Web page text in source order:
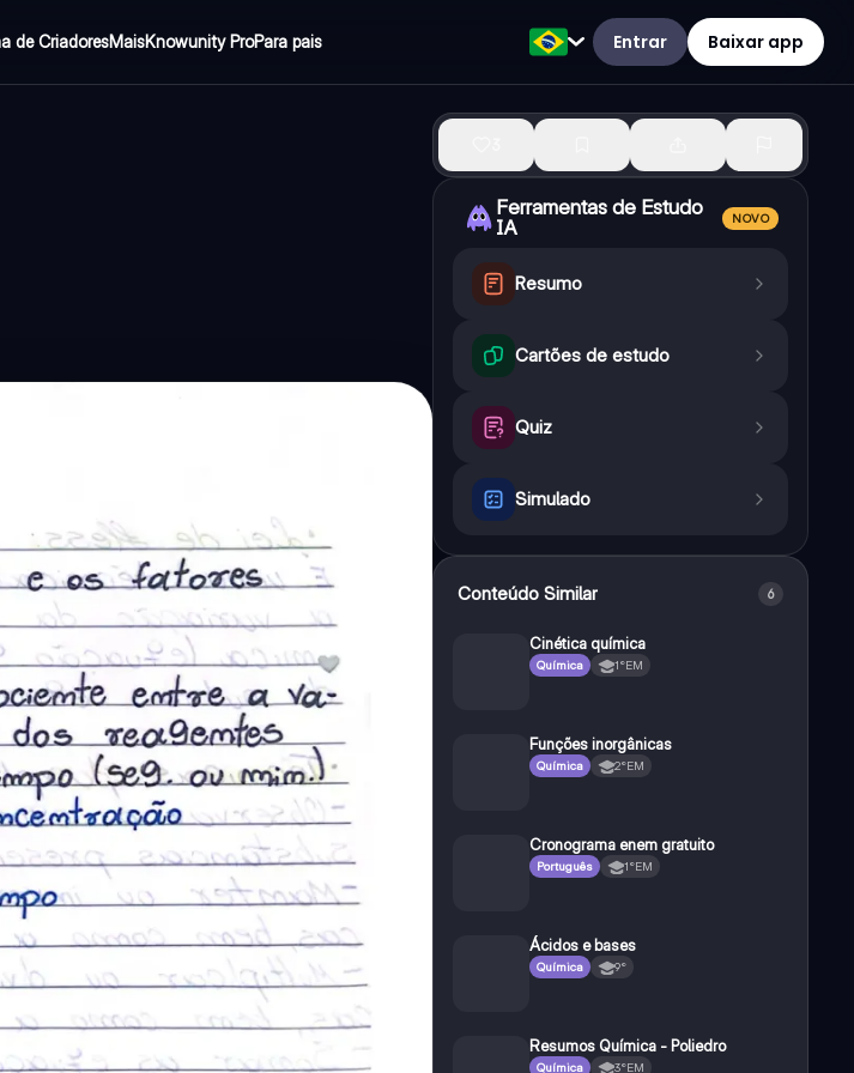
de CriadoresMaisKnowunity ProPara pais Entrar Baixar app
Ferramentas de Estudo
IA
NOVO
Resumo
Cartões de estudo
Quiz
Simulado
Conteúdo Similar 6
Cinética química
Química 1°EM
Funções inorgânicas
Química 2°EM
Cronograma enem gratuito
Português 1°EM
Ácidos e bases
Química 9°
Resumos Química - Poliedro
Química 3°EM